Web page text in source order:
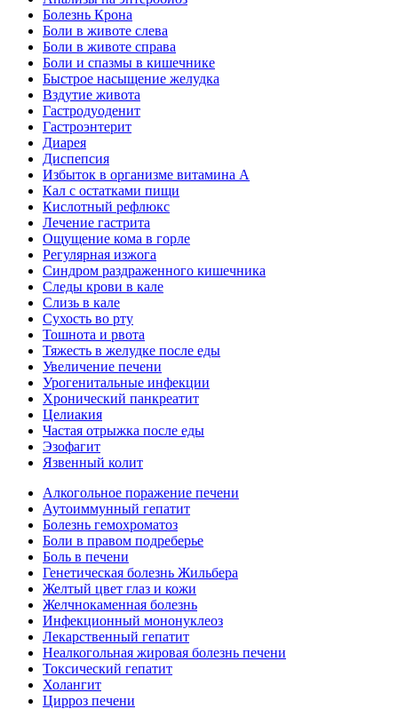
Болезнь Крона
Боли в животе слева
Боли в животе справа
Боли и спазмы в кишечнике
Быстрое насыщение желудка
Вздутие живота
Гастродуоденит
Гастроэнтерит
Диарея
Диспепсия
Избыток в организме витамина А
Кал с остатками пищи
Кислотный рефлюкс
Лечение гастрита
Ощущение кома в горле
Регулярная изжога
Синдром раздраженного кишечника
Следы крови в кале
Слизь в кале
Сухость во рту
Тошнота и рвота
Тяжесть в желудке после еды
Увеличение печени
Урогенитальные инфекции
Хронический панкреатит
Целиакия
Частая отрыжка после еды
Эзофагит
Язвенный колит
Алкогольное поражение печени
Аутоиммунный гепатит
Болезнь гемохроматоз
Боли в правом подреберье
Боль в печени
Генетическая болезнь Жильбера
Желтый цвет глаз и кожи
Желчнокаменная болезнь
Инфекционный мононуклеоз
Лекарственный гепатит
Неалкогольная жировая болезнь печени
Токсический гепатит
Холангит
Цирроз печени